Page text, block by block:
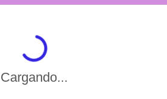
Cargando...